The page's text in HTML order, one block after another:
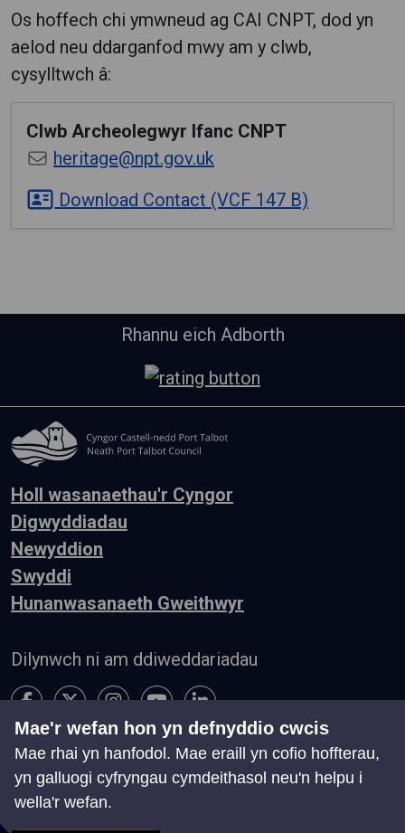
Os hoffech chi ymwneud ag CAI CNPT, dod yn
aelod neu ddarganfod mwy am y clwb,
cysylltwch â:
Clwb Archeolegwyr Ifanc CNPT
heritage@npt.gov.uk
Download Contact (VCF 147 B)
Rhannu eich Adborth
Holl wasanaethau'r Cyngor
Digwyddiadau
Newyddion
Swyddi
Hunanwasanaeth Gweithwyr
Dilynwch ni am ddiweddariadau
Hygyrchedd Telerau ac Amodau
Preifatrwydd
Cysylltu â ni
Chwillio Map o'r Wefan
Mae'r wefan hon yn defnyddio cwcis
Mae rhai yn hanfodol. Mae eraill yn cofio hoffterau,
yn galluogi cyfryngau cymdeithasol neu'n helpu i
wella'r wefan.